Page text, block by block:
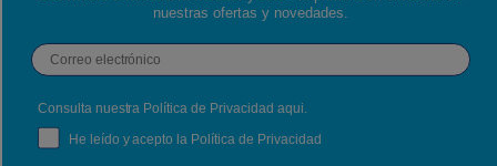
Si deseas contactar con nosotros puedes escribirnos a través del
nuestras ofertas y novedades.
Email
Consulta nuestra Política de Privacidad aqui
RGPDHe leído y acepto la Política de Privacidad